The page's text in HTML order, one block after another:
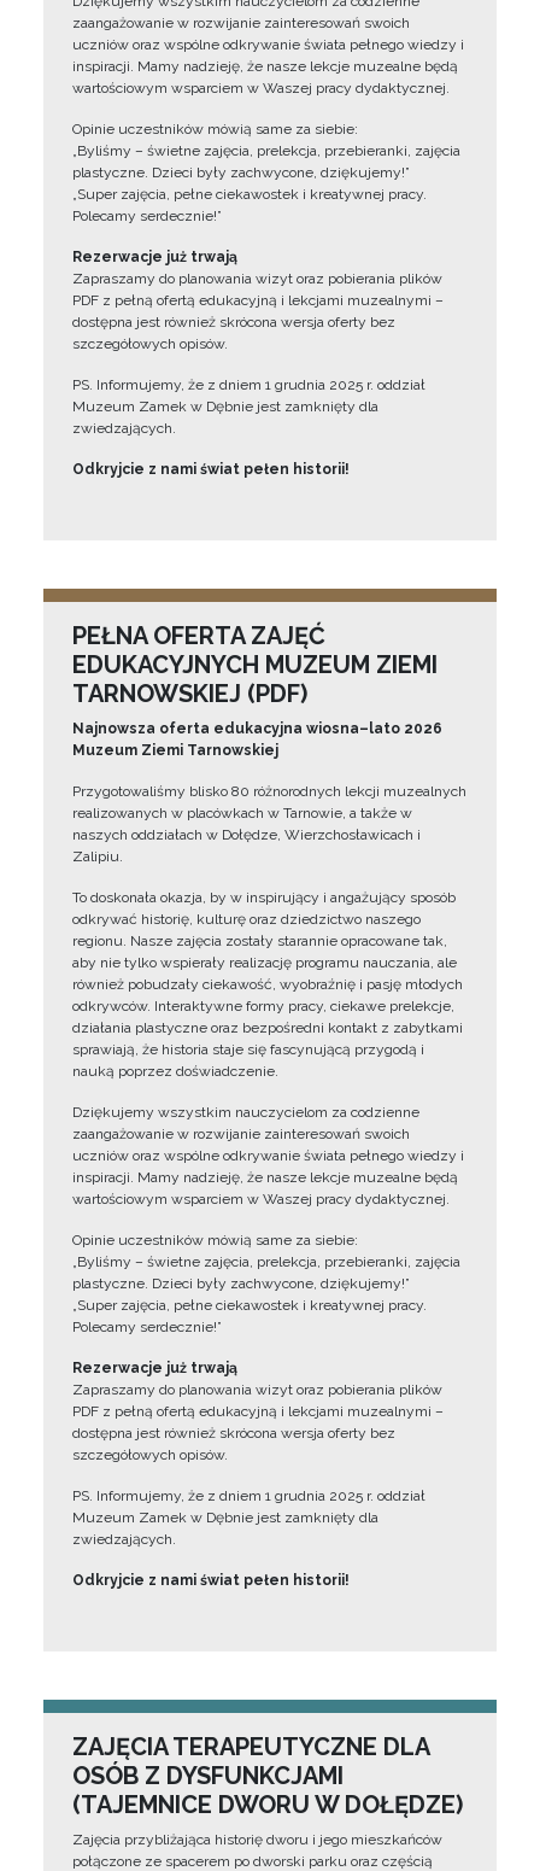
zaangażowanie w rozwijanie zainteresowań swoich
uczniów oraz wspólne odkrywanie świata pełnego wiedzy i
inspiracji. Mamy nadzieję, że nasze lekcje muzealne będą
wartościowym wsparciem w Waszej pracy dydaktycznej.
Opinie uczestników mówią same za siebie:
„Byliśmy – świetne zajęcia, prelekcja, przebieranki, zajęcia
plastyczne. Dzieci były zachwycone, dziękujemy!”
„Super zajęcia, pełne ciekawostek i kreatywnej pracy.
Polecamy serdecznie!”
Rezerwacje już trwają
Zapraszamy do planowania wizyt oraz pobierania plików
PDF z pełną ofertą edukacyjną i lekcjami muzealnymi –
dostępna jest również skrócona wersja oferty bez
szczegółowych opisów.
PS. Informujemy, że z dniem 1 grudnia 2025 r. oddział
Muzeum Zamek w Dębnie jest zamknięty dla
zwiedzających.
Odkryjcie z nami świat pełen historii!
PEŁNA OFERTA ZAJĘĆ
EDUKACYJNYCH MUZEUM ZIEMI
TARNOWSKIEJ (PDF)
Najnowsza oferta edukacyjna wiosna–lato 2026
Muzeum Ziemi Tarnowskiej
Przygotowaliśmy blisko 80 różnorodnych lekcji muzealnych
realizowanych w placówkach w Tarnowie, a także w
naszych oddziałach w Dołędze, Wierzchosławicach i
Zalipiu.
To doskonała okazja, by w inspirujący i angażujący sposób
odkrywać historię, kulturę oraz dziedzictwo naszego
regionu. Nasze zajęcia zostały starannie opracowane tak,
aby nie tylko wspierały realizację programu nauczania, ale
również pobudzały ciekawość, wyobraźnię i pasję młodych
odkrywców. Interaktywne formy pracy, ciekawe prelekcje,
działania plastyczne oraz bezpośredni kontakt z zabytkami
sprawiają, że historia staje się fascynującą przygodą i
nauką poprzez doświadczenie.
Dziękujemy wszystkim nauczycielom za codzienne
zaangażowanie w rozwijanie zainteresowań swoich
uczniów oraz wspólne odkrywanie świata pełnego wiedzy i
inspiracji. Mamy nadzieję, że nasze lekcje muzealne będą
wartościowym wsparciem w Waszej pracy dydaktycznej.
Opinie uczestników mówią same za siebie:
„Byliśmy – świetne zajęcia, prelekcja, przebieranki, zajęcia
plastyczne. Dzieci były zachwycone, dziękujemy!”
„Super zajęcia, pełne ciekawostek i kreatywnej pracy.
Polecamy serdecznie!”
Rezerwacje już trwają
Zapraszamy do planowania wizyt oraz pobierania plików
PDF z pełną ofertą edukacyjną i lekcjami muzealnymi –
dostępna jest również skrócona wersja oferty bez
szczegółowych opisów.
PS. Informujemy, że z dniem 1 grudnia 2025 r. oddział
Muzeum Zamek w Dębnie jest zamknięty dla
zwiedzających.
Odkryjcie z nami świat pełen historii!
ZAJĘCIA TERAPEUTYCZNE DLA
OSÓB Z DYSFUNKCJAMI
(TAJEMNICE DWORU W DOŁĘDZE)
Zajęcia przybliżająca historię dworu i jego mieszkańców
połączone ze spacerem po dworski parku oraz częścią